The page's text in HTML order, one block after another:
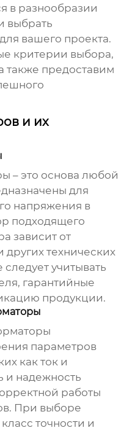
в разнообразии
выбрать
вашего проекта.
критерии выбора,
также предоставим
и их
– это основа любой
для
напряжения в
подходящего
зависит от
технических
учитывать
гарантийные
продукции.
параметров
как ток и
и надежность
работы
При выборе
точности и